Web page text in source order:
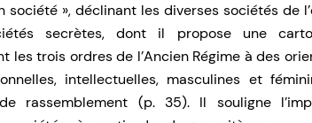
société », déclinant les diverses sociétés de
secrètes, dont il propose une
les trois ordres de l’Ancien Régime à des
intellectuelles, masculines et
rassemblement (p. 35). Il souligne